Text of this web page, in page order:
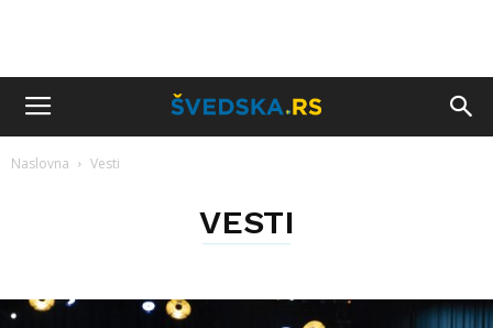
Naslovna Vesti
VESTI